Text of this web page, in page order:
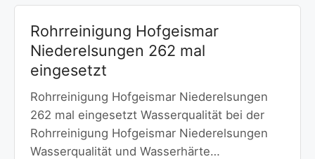
Rohrreinigung Hofgeismar
Niederelsungen 262 mal
eingesetzt
Rohrreinigung Hofgeismar Niederelsungen
262 mal eingesetzt Wasserqualität bei der
Rohrreinigung Hofgeismar Niederelsungen
Wasserqualität und Wasserhärte…